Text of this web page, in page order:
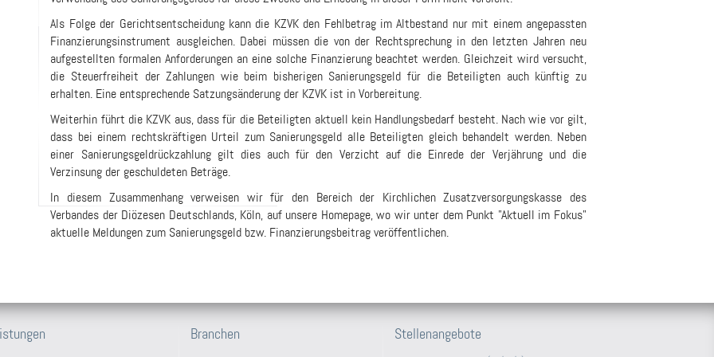
Als Folge der Gerichtsentscheidung kann die KZVK den Fehlbetrag im Altbestand nur mit einem angepassten
Finanzierungsinstrument ausgleichen. Dabei müssen die von der Rechtsprechung in den letzten Jahren neu
aufgestellten formalen Anforderungen an eine solche Finanzierung beachtet werden. Gleichzeit wird versucht,
die Steuerfreiheit der Zahlungen wie beim bisherigen Sanierungsgeld für die Beteiligten auch künftig zu
erhalten. Eine entsprechende Satzungsänderung der KZVK ist in Vorbereitung.
Weiterhin führt die KZVK aus, dass für die Beteiligten aktuell kein Handlungsbedarf besteht. Nach wie vor gilt,
dass bei einem rechtskräftigen Urteil zum Sanierungsgeld alle Beteiligten gleich behandelt werden. Neben
einer Sanierungsgeldrückzahlung gilt dies auch für den Verzicht auf die Einrede der Verjährung und die
Verzinsung der geschuldeten Beträge.
In diesem Zusammenhang verweisen wir für den Bereich der Kirchlichen Zusatzversorgungskasse des
Verbandes der Diözesen Deutschlands, Köln, auf unsere Homepage, wo wir unter dem Punkt "Aktuell im Fokus"
aktuelle Meldungen zum Sanierungsgeld bzw. Finanzierungsbeitrag veröffentlichen.
Branchen Stellenangebote